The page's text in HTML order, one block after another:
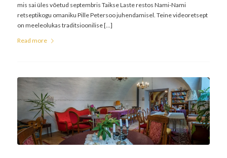
mis sai üles võetud septembris Taikse Laste restos Nami-Nami
retseptikogu omaniku Pille Petersoo juhendamisel. Teine videoretsept
on meeleolukas traditsioonilise […]
Read more